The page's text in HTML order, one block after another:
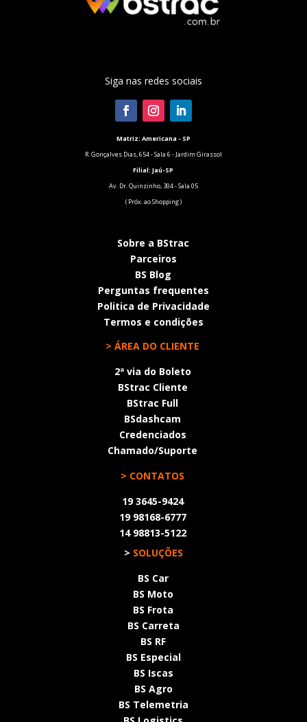
Siga nas redes sociais
Matriz: Americana - SP
R. Gonçalves Dias, 654 - Sala 6 - Jardim Girassol
Filial: Jaú-SP
Av. Dr. Quinzinho, 304 - Sala 05
( Próx. ao Shopping )
Sobre a BStrac
Parceiros
BS Blog
Perguntas frequentes
Politica de Privacidade
Termos e condições
> ÁREA DO CLIENTE
2ª via do Boleto
BStrac Cliente
BStrac Full
BSdashcam
Credenciados
Chamado/Suporte
> CONTATOS
19 3645-9424
19 98168-6777
14 98813-5122
> SOLUÇÕES
BS Car
BS Moto
BS Frota
BS Carreta
BS RF
BS Especial
BS Iscas
BS Agro
BS Telemetria